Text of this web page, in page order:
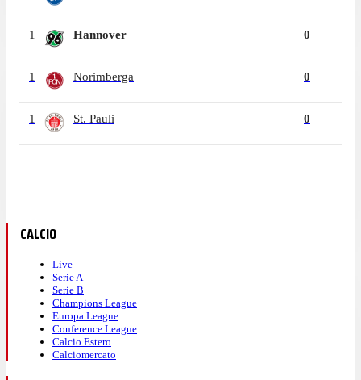
1 Hannover 0
1 Norimberga 0
1 St. Pauli 0
CALCIO
Live
Serie A
Serie B
Champions League
Europa League
Conference League
Calcio Estero
Calciomercato